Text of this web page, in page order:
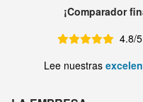
¡Comparador
4.8/
Lee nuestras